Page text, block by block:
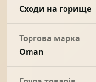
Сходи на горище
Торгова марка
Oman